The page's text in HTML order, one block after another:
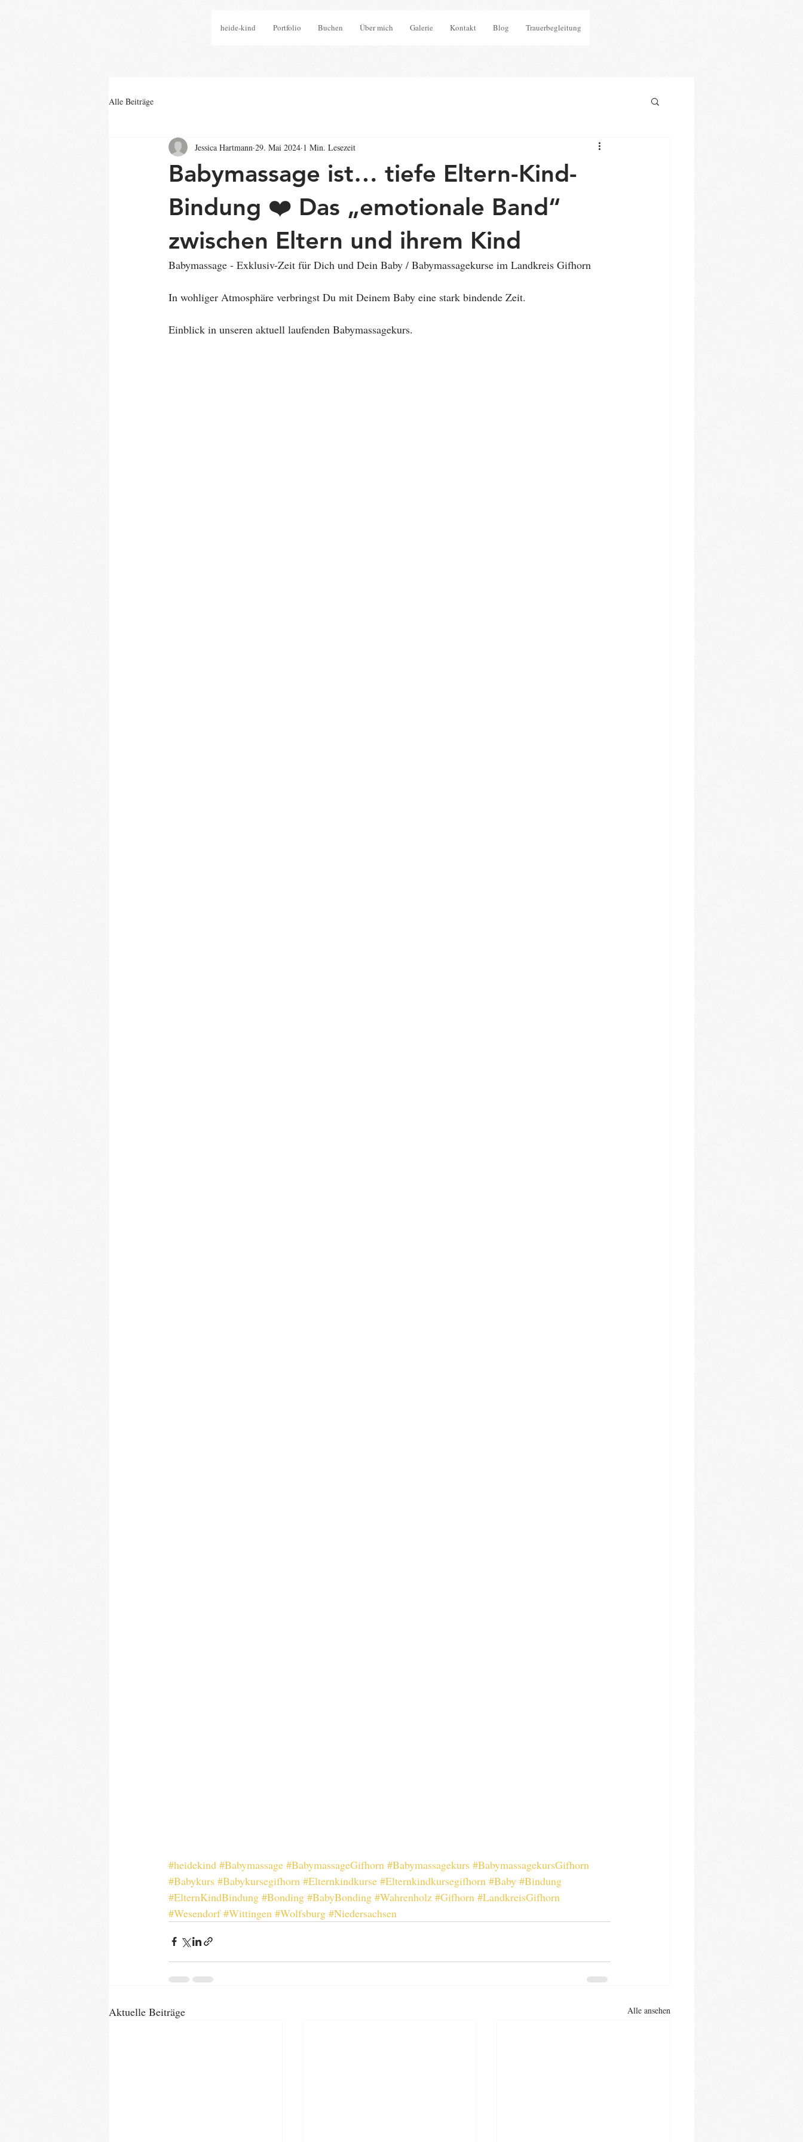
heide-kind Portfolio Buchen Über mich Galerie Kontakt Blog Trauerbegleitung
Alle Beiträge
Babymassage ist… tiefe Eltern-Kind-
Bindung ❤️ Das „emotionale Band“
zwischen Eltern und ihrem Kind
Jessica Hartmann 29. Mai 2024 1 Min. Lesezeit
Babymassage - Exklusiv-Zeit für Dich und Dein Baby / Babymassagekurse im Landkreis Gifhorn
In wohliger Atmosphäre verbringst Du mit Deinem Baby eine stark bindende Zeit.
Einblick in unseren aktuell laufenden Babymassagekurs.
#heidekind #Babymassage #BabymassageGifhorn #Babymassagekurs #BabymassagekursGifhorn
#Babykurs #Babykursegifhorn #Elternkindkurse #Elternkindkursegifhorn #Baby #Bindung
#ElternKindBindung #Bonding #BabyBonding #Wahrenholz #Gifhorn #LandkreisGifhorn
#Wesendorf #Wittingen #Wolfsburg #Niedersachsen
Aktuelle Beiträge Alle ansehen